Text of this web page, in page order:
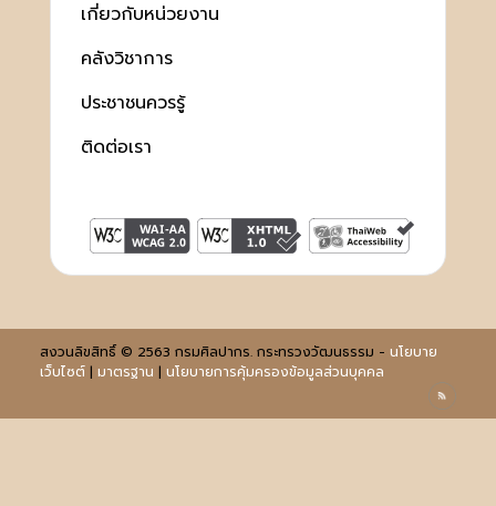
เกี่ยวกับหน่วยงาน
คลังวิชาการ
ประชาชนควรรู้
ติดต่อเรา
สงวนลิขสิทธิ์ © 2563 กรมศิลปากร. กระทรวงวัฒนธรรม - นโยบาย
เว็บไซต์| มาตรฐาน | นโยบายการคุ้มครองข้อมูลส่วนบุคคล